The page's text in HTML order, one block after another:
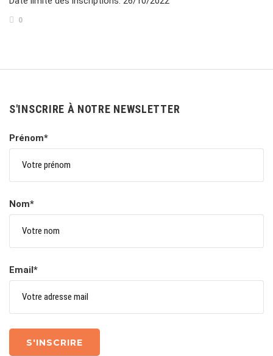
0
S'INSCRIRE À NOTRE NEWSLETTER
Prénom*
Nom*
Email*